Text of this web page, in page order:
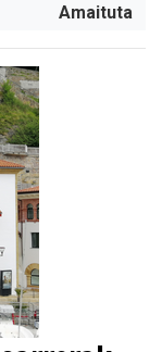
Amaituta